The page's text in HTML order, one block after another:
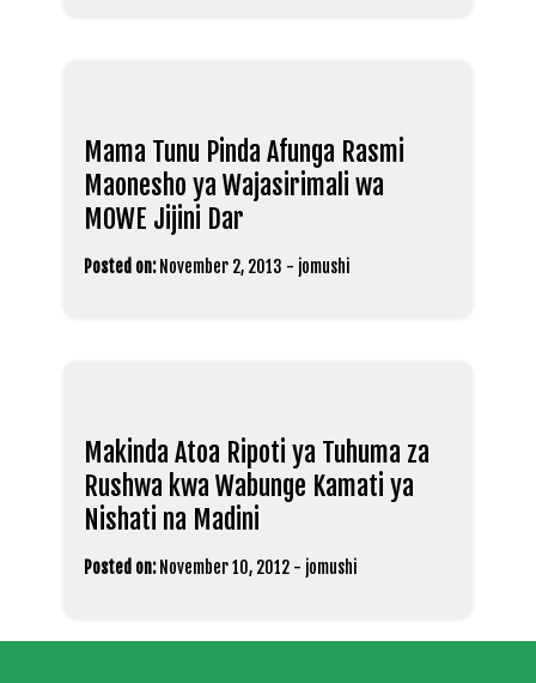
Mama Tunu Pinda Afunga Rasmi
Maonesho ya Wajasirimali wa
MOWE Jijini Dar
Posted on: November 2, 2013 - jomushi
Makinda Atoa Ripoti ya Tuhuma za
Rushwa kwa Wabunge Kamati ya
Nishati na Madini
Posted on: November 10, 2012 - jomushi